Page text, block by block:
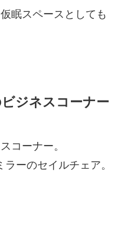
眠スペースとしても
ジネスコーナー
コーナー。
ーのセイルチェア。